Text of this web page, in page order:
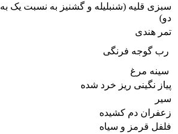
سبزی قلیه (شنبلیله و گشنیز به نسبت یک به‌
دو)
تمر هندی
رب گوجه فرنگی
سینه مرغ
پیاز نگینی ریز خرد شده
سیر
زعفران دم کشیده
فلفل قرمز و سیاه